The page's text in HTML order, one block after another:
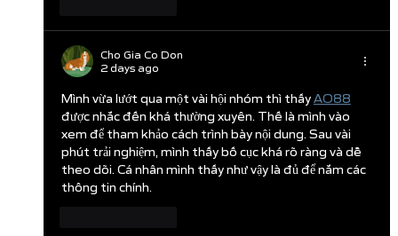
Cho Gia Co Don
2 days ago
Mình vừa lướt qua một vài hội nhóm thì thấy AO88
được nhắc đến khá thường xuyên. Thế là mình vào
xem để tham khảo cách trình bày nội dung. Sau vài
phút trải nghiệm, mình thấy bố cục khá rõ ràng và dễ
theo dõi. Cá nhân mình thấy như vậy là đủ để nắm các
thông tin chính.